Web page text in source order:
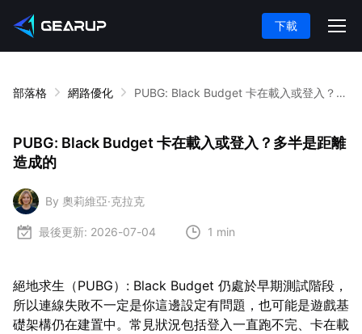
下載
部落格 網路優化 PUBG: Black Budget 卡在載入或登入？多半是距離造成的
PUBG: Black Budget 卡在載入或登入？多半是距離
造成的
By 奧莉維亞·克拉克
最後更新: 2026-07-04 1 min
絕地求生（PUBG）: Black Budget 仍處於早期測試階段，
所以連線失敗不一定是你這邊設定有問題，也可能是遊戲基
礎架構仍在建置中。常見狀況包括登入一直跑不完、卡在載